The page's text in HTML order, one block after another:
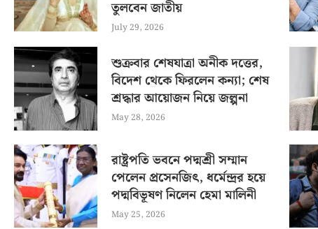
তুলবেন জাতীয়
July 29, 2026
শুক্রবার শেষযাত্রা অনীক দত্তের,
বিদেশ থেকে ফিরলেন কন্যা; শেষ
শ্রদ্ধার আয়োজন নিয়ে জল্পনা
May 28, 2026
রাষ্ট্রপতি ভবনে পদ্মশ্রী সম্মান
পেলেন প্রসেনজিৎ, ধর্মেন্দ্রর হয়ে
পদ্মবিভূষণ নিলেন হেমা মালিনী
May 25, 2026